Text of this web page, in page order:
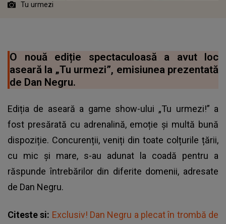
Tu urmezi
O nouă ediție spectaculoasă a avut loc
aseară la „Tu urmezi”, emisiunea prezentată
de Dan Negru.
Ediția de aseară a game show-ului „Tu urmezi!” a
fost presărată cu adrenalină, emoție și multă bună
dispoziție. Concurenții, veniți din toate colțurile țării,
cu mic și mare, s-au adunat la coadă pentru a
răspunde întrebărilor din diferite domenii, adresate
de Dan Negru.
Citeste si: Exclusiv! Dan Negru a plecat în trombă de